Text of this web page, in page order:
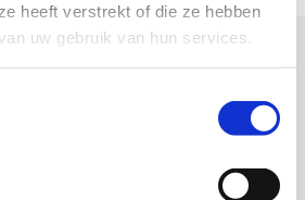
heeft verstrekt of die ze hebben
uw gebruik van hun services.